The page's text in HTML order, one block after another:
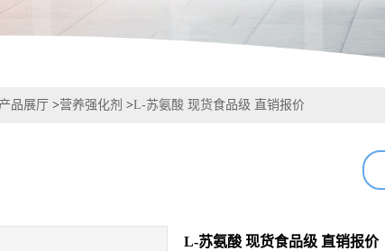
产品展厅 >营养强化剂 >L-苏氨酸 现货食品级 直销报价
L-苏氨酸 现货食品级 直销报价